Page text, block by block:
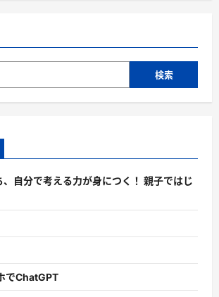
検索
自分で考える力が身につく！ 親子ではじ
でChatGPT